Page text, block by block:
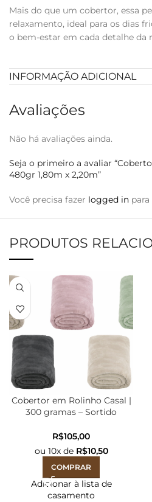
Mais do que um cobertor, essa
relaxamento, ideal para os dias
o bem-estar em cada detalhe da
INFORMAÇÃO ADICIONAL
Avaliações
Não há avaliações ainda.
Seja o primeiro a avaliar
480gr 1,80m x 2,20m”
Você precisa fazer logged in
PRODUTOS
Cobertor em Rolinho Casal |
300 gramas – Sortido
R$
ou 10x de R$10,50
COMPRAR
Adicionar à lista de
casamento